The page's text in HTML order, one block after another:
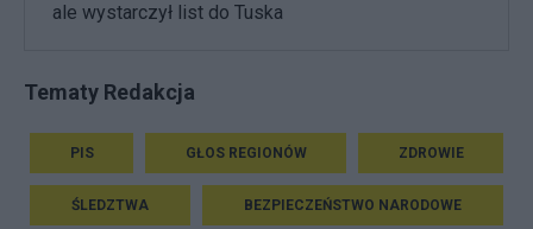
ale wystarczył list do Tuska
Tematy Redakcja
PIS GŁOS REGIONÓW ZDROWIE
ŚLEDZTWA BEZPIECZEŃSTWO NARODOWE